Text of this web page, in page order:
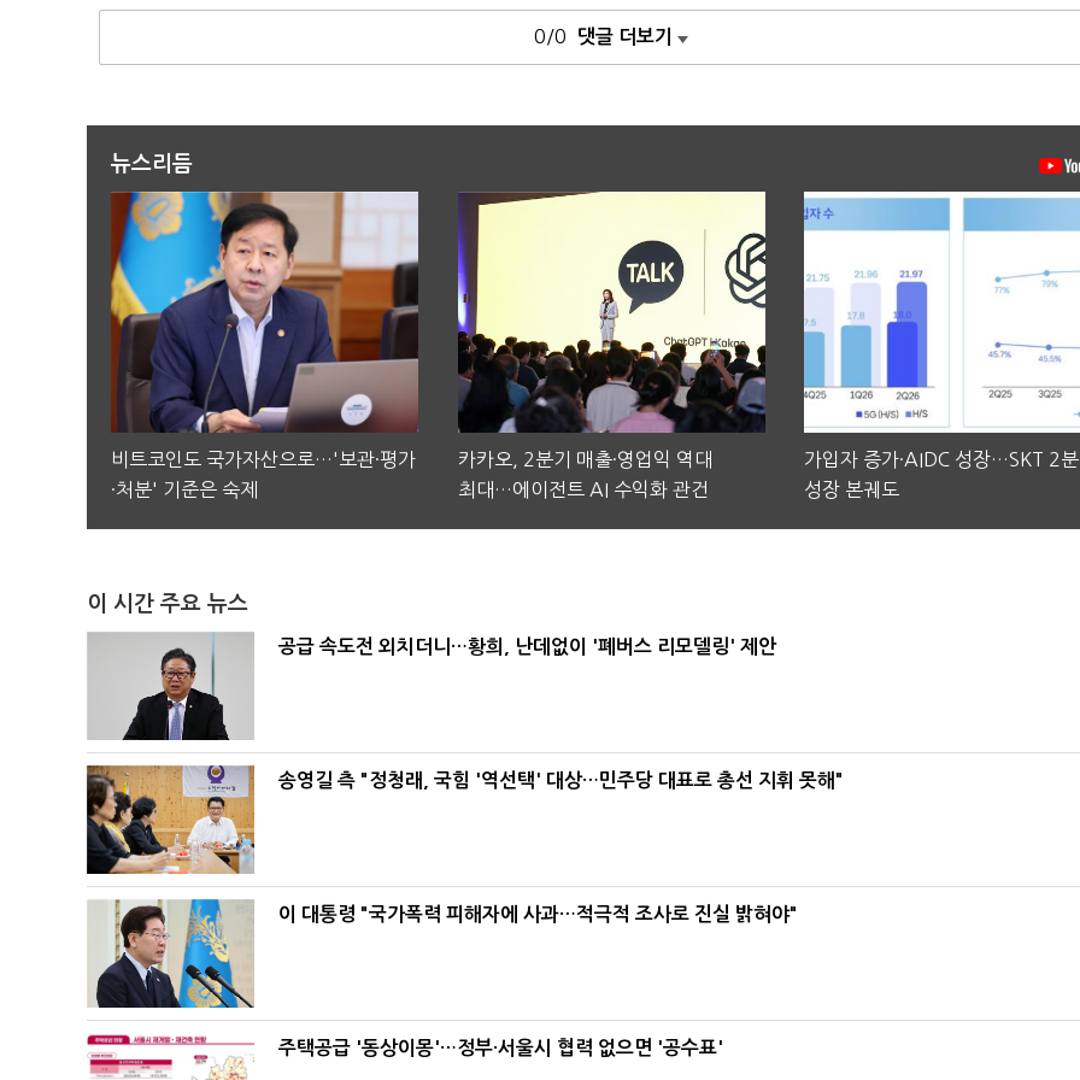
0/0 댓글 더보기
뉴스리듬
비트코인도 국가자산으로…'보관·평가
·처분' 기준은 숙제
카카오, 2분기 매출·영업익 역대
최대…에이전트 AI 수익화 관건
가입자 증가·AIDC 성장…SKT 2
성장 본궤도
이 시간 주요 뉴스
공급 속도전 외치더니…황희, 난데없이 '폐버스 리모델링' 제안
송영길 측 "정청래, 국힘 '역선택' 대상…민주당 대표로 총선 지휘 못해"
이 대통령 "국가폭력 피해자에 사과…적극적 조사로 진실 밝혀야"
주택공급 '동상이몽'…정부·서울시 협력 없으면 '공수표'